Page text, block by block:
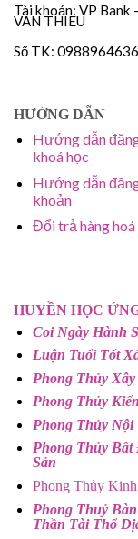
Tài khoản: VP Bank
VAN THIEU
Số TK: 0988964636
HƯỚNG DẪN
Hướng dẫn
khoá học
Hướng dẫn
khoản
Đổi trả hàng hoá
HUYỀN HỌC
Coi Ngày Hành
Luận Tuổi Tốt
Phong Thủy
Phong Thủy
Phong Thủy Nội
Phong Thủy Bất
Sản
Phong Thủy
Phong Thuỷ
Thần Tài Thổ